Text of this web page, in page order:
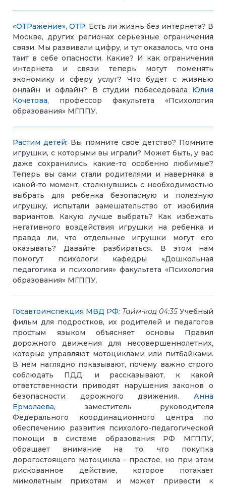
«ОТРажение», ОТР: Есть ли жизнь без интернета? В
Москве, других регионах серьезные ограничения
связи. Мы развивали цифру, и тут оказалось, что она
таит в себе опасности. Какие? И как ограничения
интернета и связи теперь могут поменять
экономику и сферу услуг? Что будет с жизнью
онлайн и офлайн? В студии побеседовала Юлия
Кочетова, профессор факультета «Психология
образования» МГППУ.
Растим детей: Вы помните свое детство? Помните
игрушки, с которыми вы играли? Может быть, у вас
даже сохранились какие-то особенно любимые?
Теперь вы сами стали родителями и наверняка в
какой-то момент, столкнувшись с необходимостью
выбрать для ребенка безопасную и полезную
игрушку, испытали замешательство от изобилия
вариантов. Какую лучше выбрать? Как избежать
негативного воздействия игрушки на ребенка и
правда ли, что отдельные игрушки могут его
оказывать? Давайте разбираться. В этом нам
помогут психологи кафедры «Дошкольная
педагогика и психология» факультета «Психология
образования» МГППУ.
Госавтоинспекция МВД РФ: Тайм-код 04:35 Учебный
фильм для подростков, их родителей и педагогов
простым языком объясняет основы Правил
дорожного движения для несовершеннолетних,
которые управляют мотоциклами или питбайками.
В нём наглядно показывают, почему важно строго
соблюдать ПДД, и рассказывают, к какой
ответственности приводят нарушения законов о
безопасности дорожного движения. Анна
Ермолаева, заместитель руководителя
Федерального координационного центра по
обеспечению развития психолого-педагогической
помощи в системе образования РФ МГППУ,
обращает внимание на то, что покупка
дорогостоящего мотоцикла - простое, но при этом
рискованное действие, которое потакает
мимолетным прихотям и может привести к